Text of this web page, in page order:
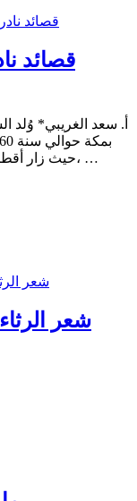
أ. سعد الغريبي* وُلد
حيث زار أقطارا إسلامية كثيرة يتكسب بمديح الأمراء، …
شعر